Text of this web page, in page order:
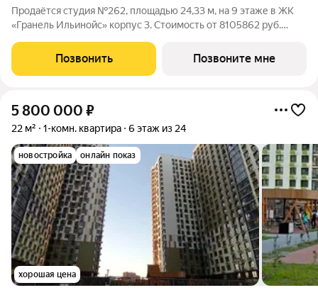
Продаётся студия №262, площадью 24,33 м, на 9 этаже в ЖК
«Гранель Ильинойс» корпус 3. Стоимость от 8105862 руб.
Новый уровень жизни в Красногорске. Проект впечатляет
архитектурой и удачным
Позвонить Позвоните мне
5 800 000 ₽
22 м² 1-комн. квартира 6 этаж из 24
новостройка онлайн показ
хорошая цена